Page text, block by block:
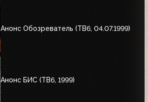
Анонс Обозреватель (ТВ6, 04.07.1999)
Анонс БИС (ТВ6, 1999)